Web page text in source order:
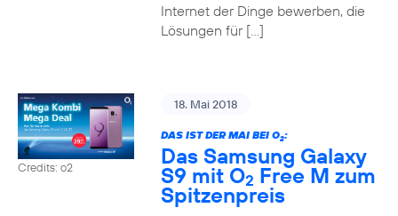
Internet der Dinge bewerben, die
Lösungen für […]
Credits: o2
18. Mai 2018
DAS IST DER MAI BEI O2:
Das Samsung Galaxy
S9 mit O2 Free M zum
Spitzenpreis